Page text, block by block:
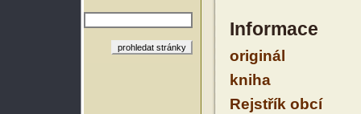
Informace
originál
kniha
Rejstřík obcí